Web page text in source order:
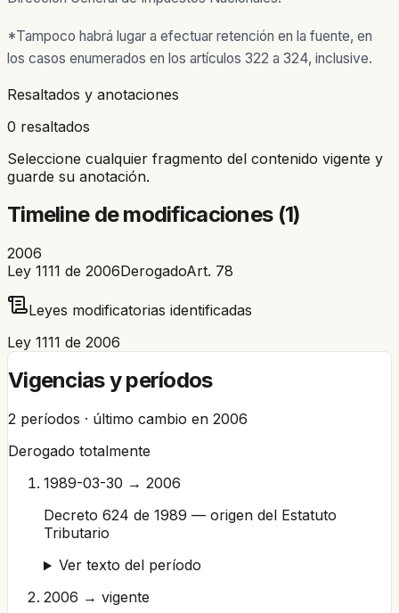
*Tampoco habrá lugar a efectuar retención en la fuente, en
los casos enumerados en los artículos 322 a 324, inclusive.
Resaltados y anotaciones
0 resaltados
Seleccione cualquier fragmento del contenido vigente y
guarde su anotación.
Timeline de modificaciones (1)
2006
Ley 1111 de 2006DerogadoArt. 78
Leyes modificatorias identificadas
Ley 1111 de 2006
Vigencias y períodos
2 períodos · último cambio en 2006
Derogado totalmente
1989-03-30 → 2006
Decreto 624 de 1989 — origen del Estatuto
Tributario
Ver texto del período
2006 → vigente